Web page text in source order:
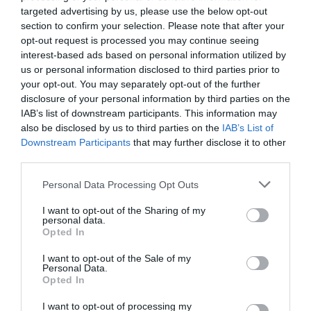
targeted advertising by us, please use the below opt-out
section to confirm your selection. Please note that after your
opt-out request is processed you may continue seeing
interest-based ads based on personal information utilized by
us or personal information disclosed to third parties prior to
your opt-out. You may separately opt-out of the further
disclosure of your personal information by third parties on the
IAB’s list of downstream participants. This information may
also be disclosed by us to third parties on the IAB’s List of
Downstream Participants that may further disclose it to other
Personal Data Processing Opt Outs
I want to opt-out of the Sharing of my
personal data.
Opted In
I want to opt-out of the Sale of my
Personal Data.
Opted In
I want to opt-out of processing my
SOCIEDAD
Memes. Mohamed en la boya
Redacción 08/08/26 06:00
INTERNACIONAL
Colombia. La bancada provida impulsa una
reforma para incluir que el derecho a la vida
es inviolable “desde la fecundación”
La bomba de Hiroshima no perseguía a
católica del Japón
Eulogio López
SOCIEDAD
La batalla no es solo “híbrida” ni
Virgen